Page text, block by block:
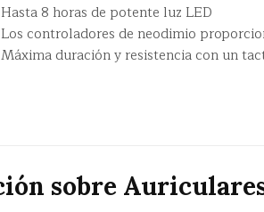
Hasta 8 horas de potente luz LED
Los controladores de neodimio
Máxima duración y resistencia con un
sobre